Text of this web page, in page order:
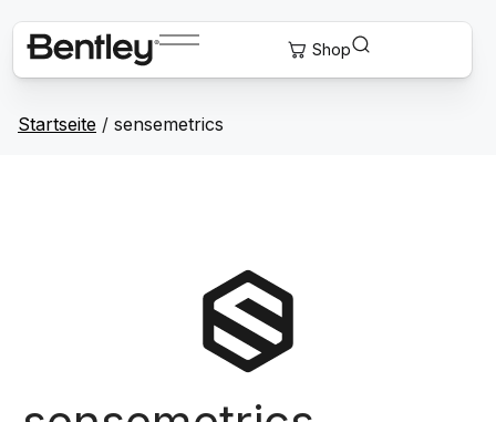
Startseite / sensemetrics